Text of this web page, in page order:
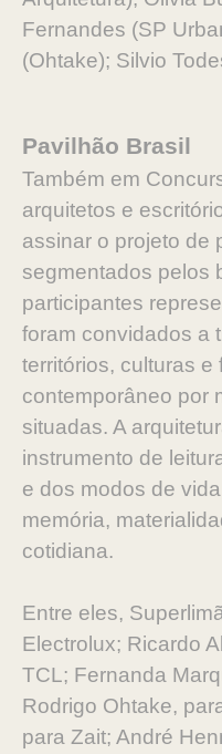
Fernandes (SP
(Ohtake); Silvio
Pavilhão Brasil
Também em
arquitetos e
assinar o projeto de
segmentados pelos
participantes
foram convidados a
territórios, culturas e
contemporâneo por
situadas. A
instrumento de
e dos modos de
memória,
cotidiana.
Entre eles,
Electrolux; Ricardo
TCL; Fernanda
Rodrigo Ohtake,
para Zait; André